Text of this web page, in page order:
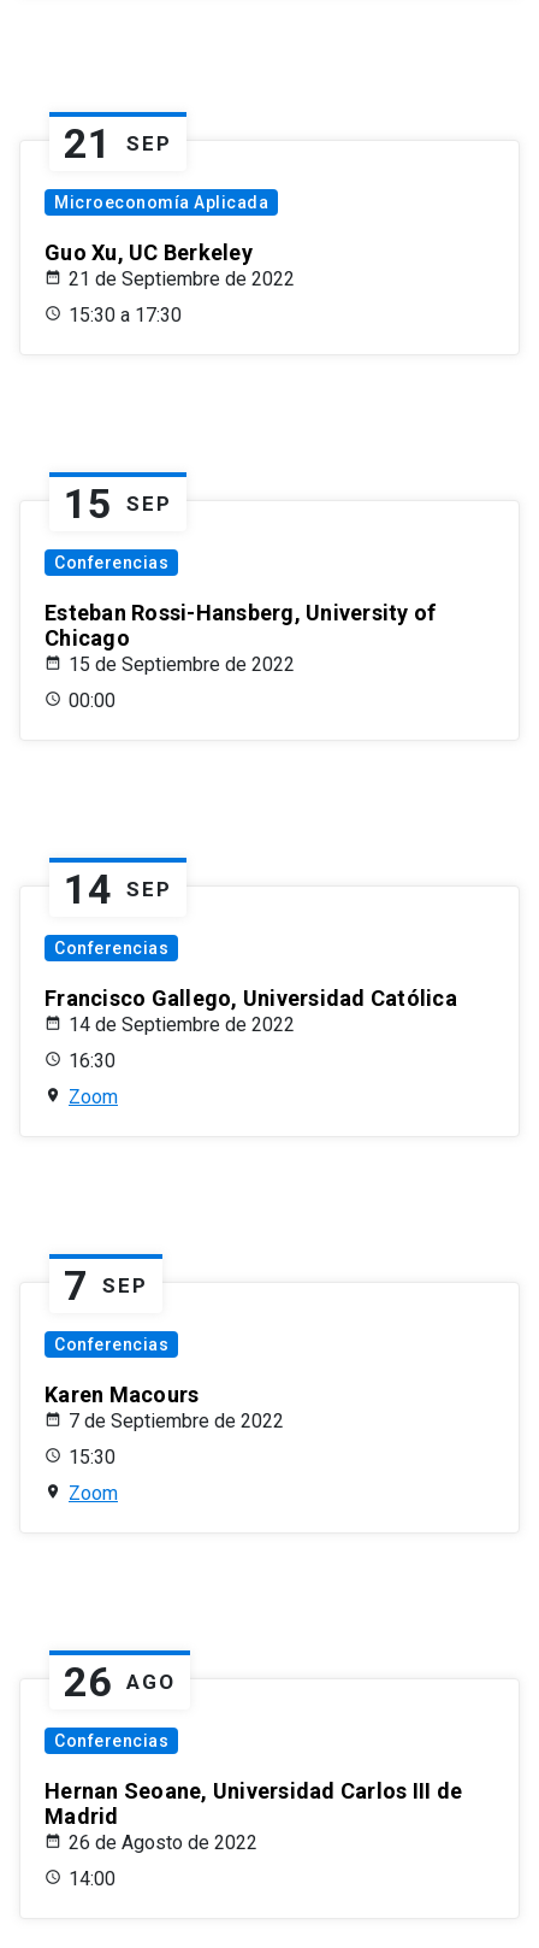
21 SEP
Microeconomía Aplicada
Guo Xu, UC Berkeley
21 de Septiembre de 2022
15:30 a 17:30
15 SEP
Conferencias
Esteban Rossi-Hansberg, University of
Chicago
15 de Septiembre de 2022
00:00
14 SEP
Conferencias
Francisco Gallego, Universidad Católica
14 de Septiembre de 2022
16:30
Zoom
7 SEP
Conferencias
Karen Macours
7 de Septiembre de 2022
15:30
Zoom
26 AGO
Conferencias
Hernan Seoane, Universidad Carlos III de
Madrid
26 de Agosto de 2022
14:00